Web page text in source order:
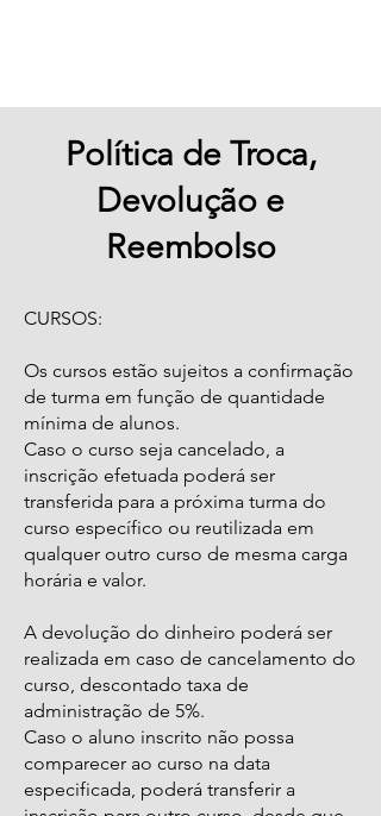
Política de Troca,
Devolução e
Reembolso
CURSOS:
Os cursos estão sujeitos a confirmação
de turma em função de quantidade
mínima de alunos.
Caso o curso seja cancelado, a
inscrição efetuada poderá ser
transferida para a próxima turma do
curso específico ou reutilizada em
qualquer outro curso de mesma carga
horária e valor.
A devolução do dinheiro poderá ser
realizada em caso de cancelamento do
curso, descontado taxa de
administração de 5%.
Caso o aluno inscrito não possa
comparecer ao curso na data
especificada, poderá transferir a